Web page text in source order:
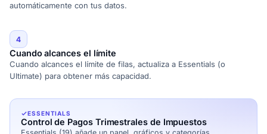
automáticamente con tus datos.
4
Cuando alcances el límite
Cuando alcances el límite de filas, actualiza a Essentials (o
Ultimate) para obtener más capacidad.
ESSENTIALS
Control de Pagos Trimestrales de Impuestos